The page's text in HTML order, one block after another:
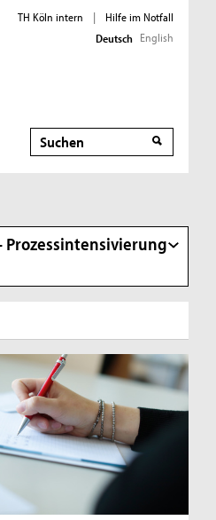
TH Köln intern |
Hilfe im Notfall
Deutsch English
Suche